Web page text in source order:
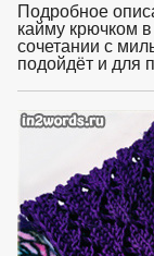
Подробное
кайму крючком
сочетании с
подойдёт и для